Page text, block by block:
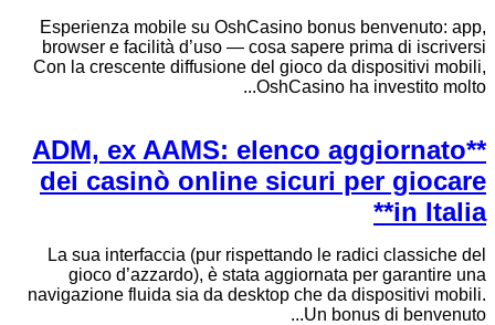
Esperienza mobile su OshCasino bonus benvenuto: app,
browser e facilità d’uso — cosa sapere prima di iscriversi
Con la crescente diffusione del gioco da dispositivi mobili,
OshCasino ha investito molto...
**ADM, ex AAMS: elenco aggiornato
dei casinò online sicuri per giocare
in Italia**
La sua interfaccia (pur rispettando le radici classiche del
gioco d’azzardo), è stata aggiornata per garantire una
navigazione fluida sia da desktop che da dispositivi mobili.
Un bonus di benvenuto...